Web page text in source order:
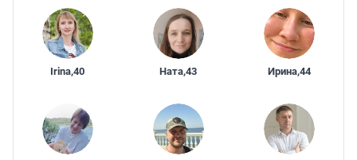
Irina,40 Ната,43 Ирина,44